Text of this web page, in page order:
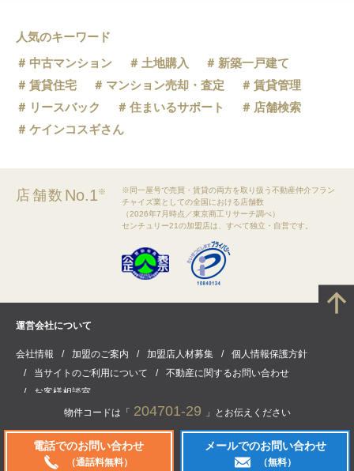
物件コードは「 204701-29 」とお伝えください
電話でのお問い合わせ
（通話料無料）
メールでのお問い合わせ
（無料）
人気のキーワード
中古マンション
土地購入
新築一戸建て
賃貸住宅
マンション売却・査定
賃貸管理
リースバック
住まいるサポート
店舗検索
ケインコスギさん
店舗数 No.1※
※同一屋号で売買・賃貸の両方を取り扱う不動産仲介フラン
チャイズ業としての全国における店舗数
（2026年7月時点／東京商工リサーチ調べ）
センチュリー21の加盟店は、すべて独立・自営です。
運営会社について
会社情報 加盟のご案内 加盟店人材募集
個人情報保護方針
当サイトのご利用について
不動産に関するお問い合わせ
お客様相談室
(C) CENTURY21 Real Estate of Japan Ltd. All rights reserved.